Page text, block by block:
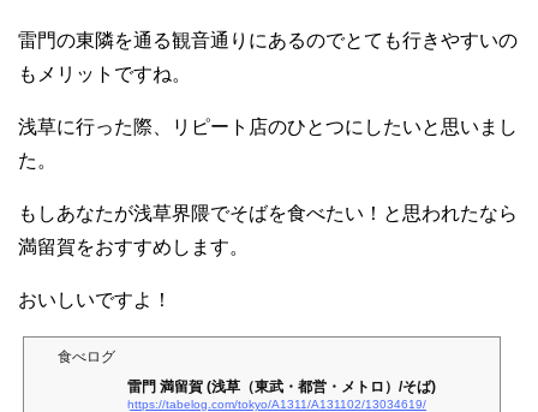
雷門の東隣を通る観音通りにあるのでとても行きやすいの
もメリットですね。
浅草に行った際、リピート店のひとつにしたいと思いまし
た。
もしあなたが浅草界隈でそばを食べたい！と思われたなら
満留賀をおすすめします。
おいしいですよ！
食べログ
雷門 満留賀 (浅草（東武・都営・メトロ）/そば)
https://tabelog.com/tokyo/A1311/A131102/13034619/